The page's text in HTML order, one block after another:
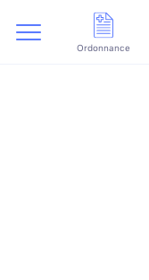
Ordonnance